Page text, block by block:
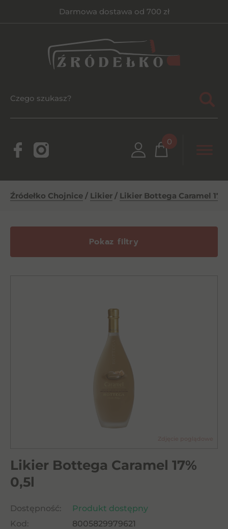
Darmowa dostawa od 700 zł
0
Źródełko Chojnice / Likier / Likier Bottega Caramel
Pokaz filtry
Likier Bottega Caramel 17%
0,5l
Dostępność:
Produkt dostępny
Kod:
8005829979621